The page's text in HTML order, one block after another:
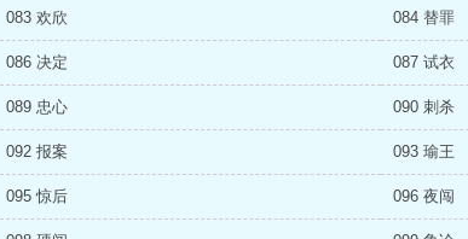
083 欢欣 084 替罪
086 决定 087 试衣
089 忠心 090 刺杀
092 报案 093 瑜王
095 惊后 096 夜闯